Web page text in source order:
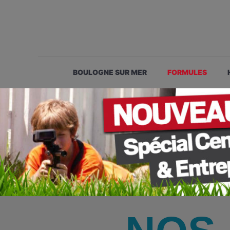
BOULOGNE SUR MER FORMULES